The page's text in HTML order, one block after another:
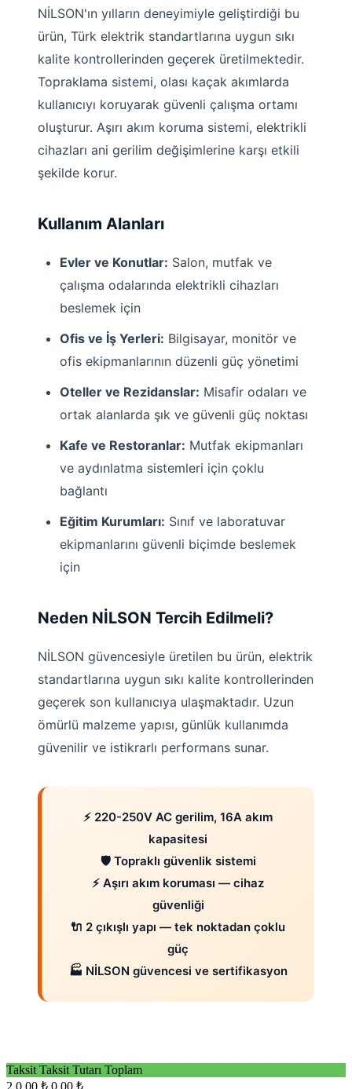
NİLSON'ın yılların deneyimiyle geliştirdiği bu
ürün, Türk elektrik standartlarına uygun sıkı
kalite kontrollerinden geçerek üretilmektedir.
Topraklama sistemi, olası kaçak akımlarda
kullanıcıyı koruyarak güvenli çalışma ortamı
oluşturur. Aşırı akım koruma sistemi, elektrikli
cihazları ani gerilim değişimlerine karşı etkili
şekilde korur.
Kullanım Alanları
Evler ve Konutlar: Salon, mutfak ve
çalışma odalarında elektrikli cihazları
beslemek için
Ofis ve İş Yerleri: Bilgisayar, monitör ve
ofis ekipmanlarının düzenli güç yönetimi
Oteller ve Rezidanslar: Misafir odaları ve
ortak alanlarda şık ve güvenli güç noktası
Kafe ve Restoranlar: Mutfak ekipmanları
ve aydınlatma sistemleri için çoklu
bağlantı
Eğitim Kurumları: Sınıf ve laboratuvar
ekipmanlarını güvenli biçimde beslemek
için
Neden NİLSON Tercih Edilmeli?
NİLSON güvencesiyle üretilen bu ürün, elektrik
standartlarına uygun sıkı kalite kontrollerinden
geçerek son kullanıcıya ulaşmaktadır. Uzun
ömürlü malzeme yapısı, günlük kullanımda
güvenilir ve istikrarlı performans sunar.
⚡ 220-250V AC gerilim, 16A akım
kapasitesi
🛡️ Topraklı güvenlik sistemi
⚡ Aşırı akım koruması — cihaz
güvenliği
🔌 2 çıkışlı yapı — tek noktadan çoklu
güç
🏭 NİLSON güvencesi ve sertifikasyon
Taksit Taksit Tutarı Toplam
2 0,00 ₺ 0,00 ₺